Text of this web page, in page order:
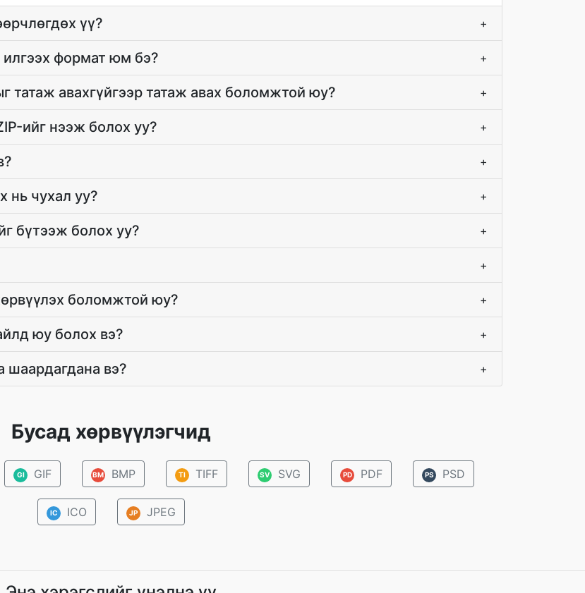
үү? +
илгээх формат юм бэ? +
татаж авахгүйгээр татаж авах боломжтой юу? +
ийг нээж болох уу? +
+
нь чухал уу? +
бүтээж болох уу? +
+
боломжтой юу? +
юу болох вэ? +
шаардагдана вэ? +
Бусад хөрвүүлэгчид
GI GIF BM BMP TI TIFF SV SVG PD PDF PS PSD
IC ICO JP JPEG